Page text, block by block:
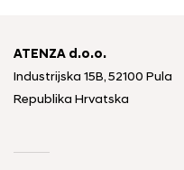
ATENZA d.o.o.
Industrijska 15B, 52100 Pula
Republika Hrvatska